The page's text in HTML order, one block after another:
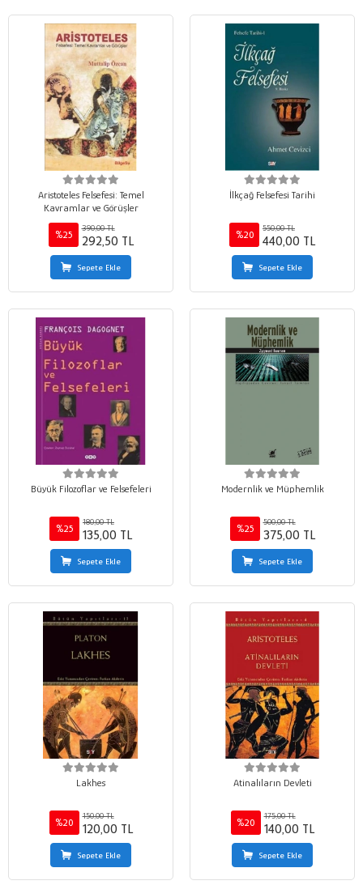
Aristoteles Felsefesi: Temel
Kavramlar ve Görüşler
%25
390,00 TL
292,50 TL
Sepete Ekle
İlkçağ Felsefesi Tarihi
%20
550,00 TL
440,00 TL
Sepete Ekle
Büyük Filozoflar ve Felsefeleri
%25
180,00 TL
135,00 TL
Sepete Ekle
Modernlik ve Müphemlik
%25
500,00 TL
375,00 TL
Sepete Ekle
Lakhes
%20
150,00 TL
120,00 TL
Sepete Ekle
Atinalıların Devleti
%20
175,00 TL
140,00 TL
Sepete Ekle